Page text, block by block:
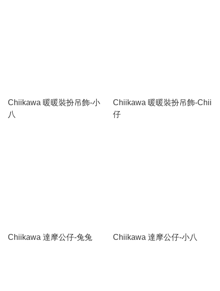
Chiikawa 暖暖裝扮吊飾-小
八
Chiikawa 暖暖裝扮吊飾-Chii
仔
Chiikawa 達摩公仔-兔兔 Chiikawa 達摩公仔-小八